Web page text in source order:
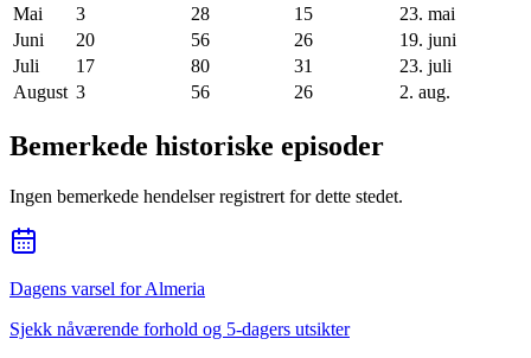
Mai
3 28 15
23. mai
Juni
20 56 26
19. juni
Juli
17 80 31
23. juli
August 3 56 26 2. aug.
Bemerkede historiske episoder
Ingen bemerkede hendelser registrert for dette stedet.
Dagens varsel for Almeria
Sjekk nåværende forhold og 5-dagers utsikter